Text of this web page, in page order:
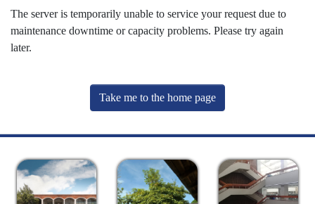
The server is temporarily unable to service your request due to
maintenance downtime or capacity problems. Please try again
later.
Take me to the home page